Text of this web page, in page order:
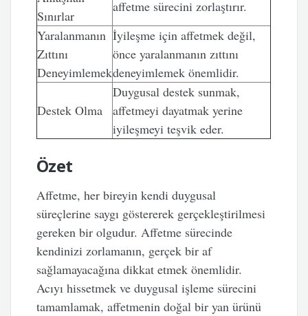
Sınırlar
affetme sürecini zorlaştırır.
Yaralanmanın
Zıttını
Deneyimlemek
İyileşme için affetmek değil,
önce yaralanmanın zıttını
deneyimlemek önemlidir.
Destek Olma
Duygusal destek sunmak,
affetmeyi dayatmak yerine
iyileşmeyi teşvik eder.
Özet
Affetme, her bireyin kendi duygusal
süreçlerine saygı göstererek gerçekleştirilmesi
gereken bir olgudur. Affetme sürecinde
kendinizi zorlamanın, gerçek bir af
sağlamayacağına dikkat etmek önemlidir.
Acıyı hissetmek ve duygusal işleme sürecini
tamamlamak, affetmenin doğal bir yan ürünü